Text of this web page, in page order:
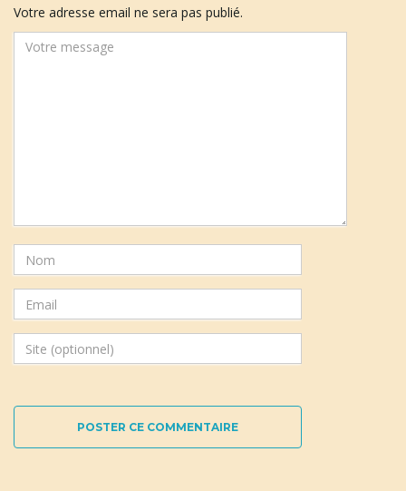
Votre adresse email ne sera pas publié.
POSTER CE COMMENTAIRE